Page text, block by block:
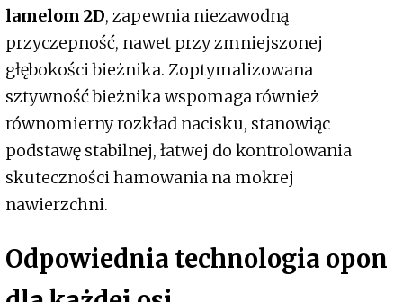
lamelom 2D, zapewnia niezawodną
przyczepność, nawet przy zmniejszonej
głębokości bieżnika. Zoptymalizowana
sztywność bieżnika wspomaga również
równomierny rozkład nacisku, stanowiąc
podstawę stabilnej, łatwej do kontrolowania
skuteczności hamowania na mokrej
nawierzchni.
Odpowiednia technologia opon